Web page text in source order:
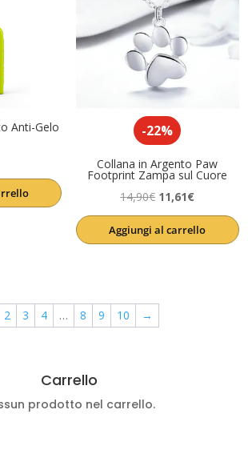
Anti-Gelo -22%
Collana in Argento Paw
Footprint Zampa sul Cuore
14,90€ Il
prezzo
originale
11,61€Il
prezzo
attuale
Aggiungi al carrello
2 3 4 … 8 9 10 →
Carrello
prodotto nel carrello.